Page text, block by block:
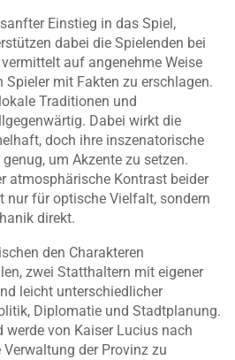
Einstieg in das Spiel,
dabei die Spielenden bei
auf angenehme Weise
Spieler mit Fakten zu erschlagen.
Traditionen und
Dabei wirkt die
doch ihre inszenatorische
um Akzente zu setzen.
atmosphärische Kontrast beider
nur für optische Vielfalt, sondern
direkt.
den Charakteren
zwei Statthaltern mit eigener
leicht unterschiedlicher
Diplomatie und Stadtplanung.
werde von Kaiser Lucius nach
der Provinz zu